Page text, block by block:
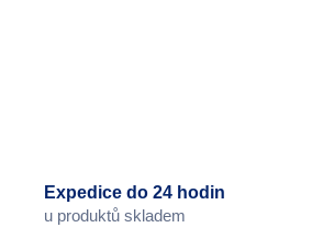
Expedice do 24 hodin
u produktů skladem